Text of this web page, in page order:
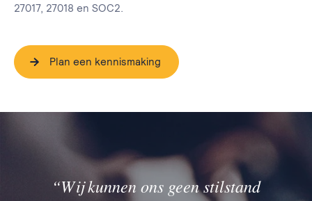
27017, 27018 en SOC2.
Plan een kennismaking
“Wij kunnen ons geen stilstand